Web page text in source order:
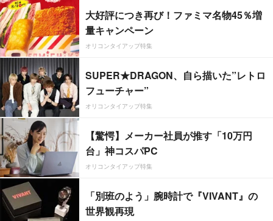
大好評につき再び！ファミマ名物45％増
量キャンペーン
オリコンタイアップ特集
SUPER★DRAGON、自ら描いた”レトロ
フューチャー”
オリコンタイアップ特集
【驚愕】メーカー社員が推す「10万円
台」神コスパPC
オリコンタイアップ特集
「別班のよう」腕時計で『VIVANT』の
世界観再現